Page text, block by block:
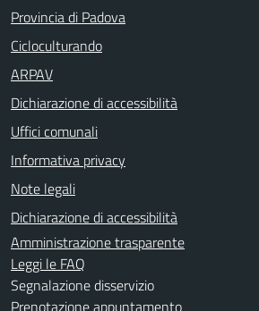
Provincia di Padova
Cicloculturando
ARPAV
Dichiarazione di accessibilità
Uffici comunali
Informativa privacy
Note legali
Dichiarazione di accessibilità
Amministrazione trasparente
Leggi le FAQ
Segnalazione disservizio
Prenotazione appuntamento